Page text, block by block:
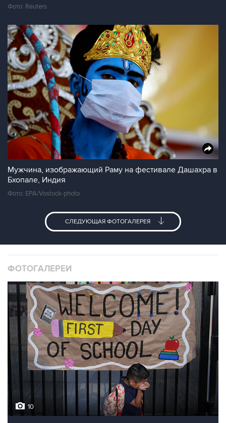
Фото: Reuters
Мужчина, изображающий Раму на фестивале Дашахра в
Бхопале, Индия
Фото: EPA/Vostock-photo
СЛЕДУЮЩАЯ ФОТОГАЛЕРЕЯ
ФОТОГАЛЕРЕИ
10